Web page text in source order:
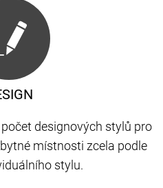
designových stylů pro
místnosti zcela podle
stylu.